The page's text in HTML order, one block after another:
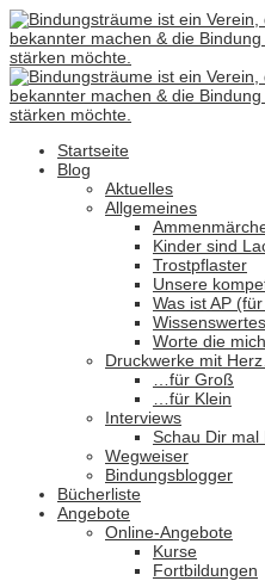
Startseite
Blog
Aktuelles
Allgemeines
Kinder sind
Trostpflaster
Unsere
Was ist AP
Worte die
Druckwerke mit
…für Groß
…für Klein
Interviews
Schau Dir mal
Wegweiser
Bindungsblogger
Bücherliste
Angebote
Online-Angebote
Kurse
Fortbildungen